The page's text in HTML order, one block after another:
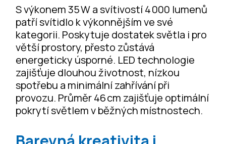
S výkonem 35 W a svítivostí 4 000 lumenů
patří svítidlo k výkonnějším ve své
kategorii. Poskytuje dostatek světla i pro
větší prostory, přesto zůstává
energeticky úsporné. LED technologie
zajišťuje dlouhou životnost, nízkou
spotřebu a minimální zahřívání při
provozu. Průměr 46 cm zajišťuje optimální
pokrytí světlem v běžných místnostech.